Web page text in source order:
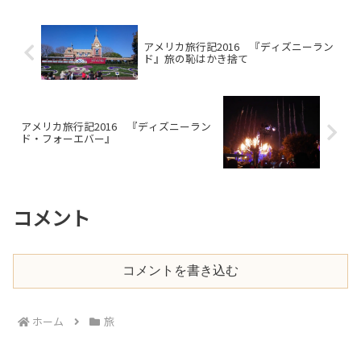
アメリカ旅行記2016 『ディズニーラン
ド』旅の恥はかき捨て
アメリカ旅行記2016 『ディズニーラン
ド・フォーエバー』
コメント
コメントを書き込む
ホーム 旅